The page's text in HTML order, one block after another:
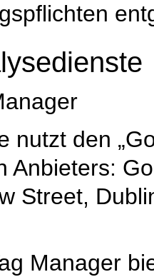
nutzt den
Anbieters:
Street,
Manager